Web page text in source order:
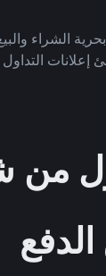
الشراء